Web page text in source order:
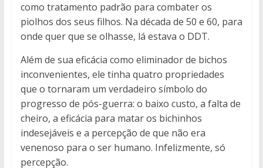
como tratamento padrão para combater os
piolhos dos seus filhos. Na década de 50 e 60, para
onde quer que se olhasse, lá estava o DDT.
Além de sua eficácia como eliminador de bichos
inconvenientes, ele tinha quatro propriedades
que o tornaram um verdadeiro símbolo do
progresso de pós-guerra: o baixo custo, a falta de
cheiro, a eficácia para matar os bichinhos
indesejáveis e a percepção de que não era
venenoso para o ser humano. Infelizmente, só
percepção.